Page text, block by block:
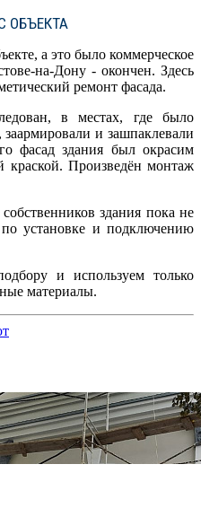
ОБЪЕКТА
а это было коммерческое
на-Дону - окончен. Здесь
ремонт фасада.
в местах, где было
и зашпаклевали
фасад здания был окрасим
краской. Произведён монтаж
здания пока не
установке и подключению
и используем только
материалы.